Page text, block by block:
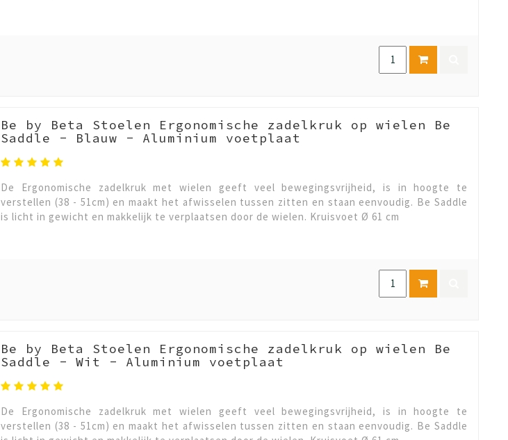
Be by Beta Stoelen Ergonomische zadelkruk op wielen Be
Saddle - Blauw - Aluminium voetplaat
De Ergonomische zadelkruk met wielen geeft veel bewegingsvrijheid, is in hoogte te
verstellen (38 - 51cm) en maakt het afwisselen tussen zitten en staan eenvoudig. Be Saddle
is licht in gewicht en makkelijk te verplaatsen door de wielen. Kruisvoet Ø 61 cm
Be by Beta Stoelen Ergonomische zadelkruk op wielen Be
Saddle - Wit - Aluminium voetplaat
De Ergonomische zadelkruk met wielen geeft veel bewegingsvrijheid, is in hoogte te
verstellen (38 - 51cm) en maakt het afwisselen tussen zitten en staan eenvoudig. Be Saddle